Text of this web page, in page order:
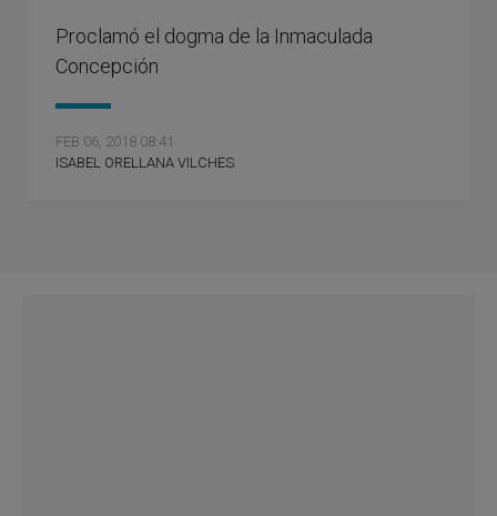
Proclamó el dogma de la Inmaculada
Concepción
FEB 06, 2018 08:41
ISABEL ORELLANA VILCHES